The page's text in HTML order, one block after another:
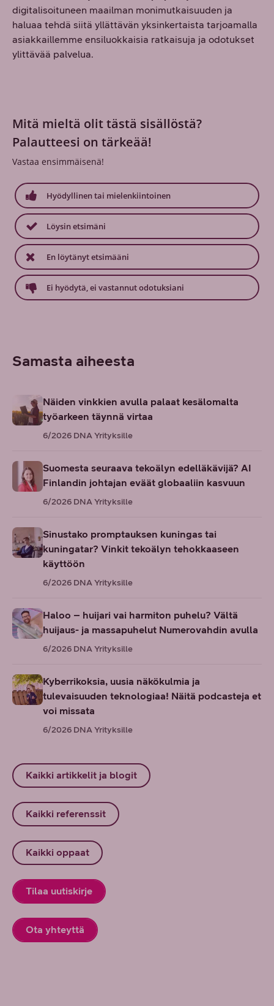
digitalisoituneen maailman monimutkaisuuden ja
haluaa tehdä siitä yllättävän yksinkertaista tarjoamalla
asiakkaillemme ensiluokkaisia ratkaisuja ja odotukset
ylittävää palvelua.
Mitä mieltä olit tästä sisällöstä?
Palautteesi on tärkeää!
Vastaa ensimmäisenä!
Hyödyllinen tai mielenkiintoinen
Löysin etsimäni
En löytänyt etsimääni
Ei hyödytä, ei vastannut odotuksiani
Samasta aiheesta
Näiden vinkkien avulla palaat kesälomalta
työarkeen täynnä virtaa
6/2026 DNA Yrityksille
Suomesta seuraava tekoälyn edelläkävijä? AI
Finlandin johtajan eväät globaaliin kasvuun
6/2026 DNA Yrityksille
Sinustako promptauksen kuningas tai
kuningatar? Vinkit tekoälyn tehokkaaseen
käyttöön
6/2026 DNA Yrityksille
Haloo – huijari vai harmiton puhelu? Vältä
huijaus- ja massapuhelut Numerovahdin avulla
6/2026 DNA Yrityksille
Kyberrikoksia, uusia näkökulmia ja
tulevaisuuden teknologiaa! Näitä podcasteja et
voi missata
6/2026 DNA Yrityksille
Kaikki artikkelit ja blogit
Kaikki referenssit
Kaikki oppaat
Tilaa uutiskirje
Ota yhteyttä